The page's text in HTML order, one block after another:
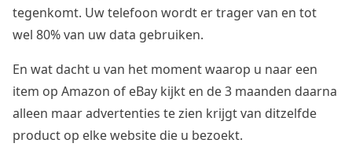
tegenkomt. Uw telefoon wordt er trager van en tot
wel 80% van uw data gebruiken.
En wat dacht u van het moment waarop u naar een
item op Amazon of eBay kijkt en de 3 maanden daarna
alleen maar advertenties te zien krijgt van ditzelfde
product op elke website die u bezoekt.